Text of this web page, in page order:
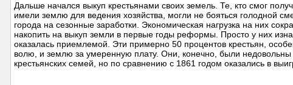
Дальше начался выкуп крестьянами своих земель. Те, кто смог
имели землю для ведения хозяйства, могли не бояться голодной
города на сезонные заработки. Экономическая нагрузка на них
накопить на выкуп земли в первые годы реформы. Просто у них
оказалась приемлемой. Эти примерно 50 процентов крестьян,
волю, и землю за умеренную плату. Они, конечно, были недовольны
крестьянских семей, но по сравнению с 1861 годом оказались в